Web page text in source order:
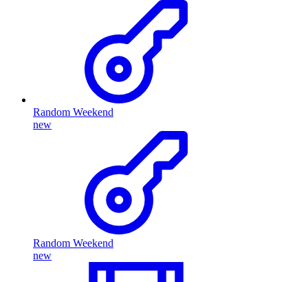
Random Weekend
new
Random Weekend
new